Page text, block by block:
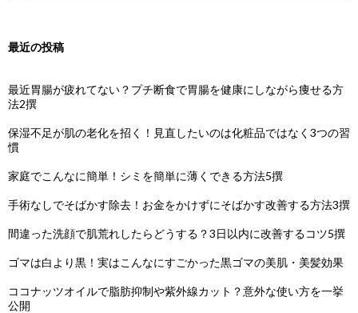
最近の投稿
最近胃腸が疲れてない？プチ断食で胃腸を健康にしながら痩せる方
法2撰
保湿不足が肌の老化を招く！見直したいのは化粧品ではなく3つの習
慣
家庭でこんなに簡単！シミを簡単に薄くできる方法5撰
手術なしでそばかす除去！お金をかけずにそばかす改善する方法3撰
間違った洗顔で肌荒れしたらどうする？3日以内に改善するコツ5撰
ゴマは白より黒！実はこんなにすごかった黒ゴマの美肌・美髪効果
ココナッツオイルで脂肪抑制や紫外線カット？意外な使い方を一挙
公開